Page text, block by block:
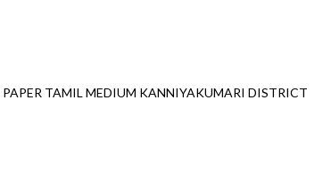
TAMIL MEDIUM KANNIYAKUMARI DISTRICT